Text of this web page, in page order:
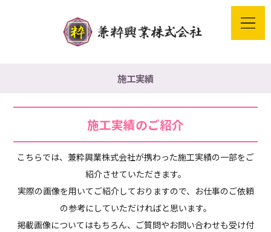
施工実績
施工実績のご紹介
こちらでは、兼粋興業株式会社が携わった施工実績の一部をご
紹介させていただきます。
実際の画像を用いてご紹介しておりますので、お仕事のご依頼
の参考にしていただければと思います。
掲載画像についてはもちろん、ご質問やお問い合わせも受け付